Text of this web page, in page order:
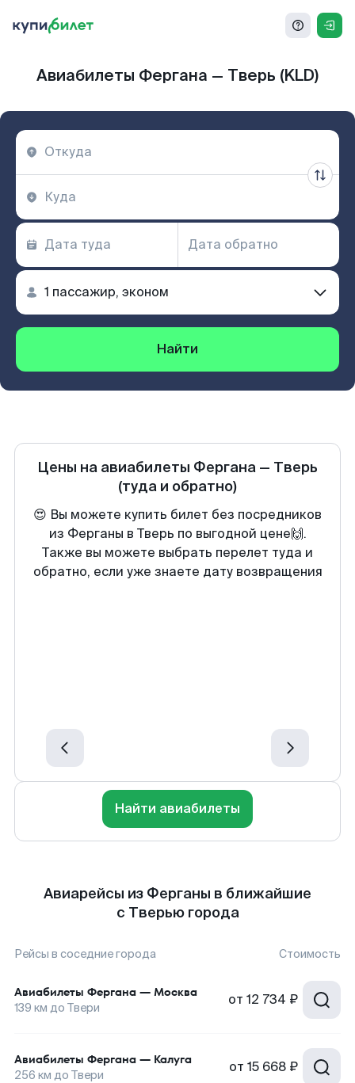
Авиабилеты Фергана — Тверь (KLD)
Найти
Цены на авиабилеты Фергана — Тверь
(туда и обратно)
😍 Вы можете купить билет без посредников
из Ферганы в Тверь по выгодной цене🙌.
Также вы можете выбрать перелет туда и
обратно, если уже знаете дату возвращения
Найти авиабилеты
Авиарейсы из Ферганы в ближайшие
с Тверью города
Рейсы в соседние города Стоимость
Авиабилеты Фергана — Москва
139 км до Твери от 12 734 ₽
Авиабилеты Фергана — Калуга
256 км до Твери от 15 668 ₽